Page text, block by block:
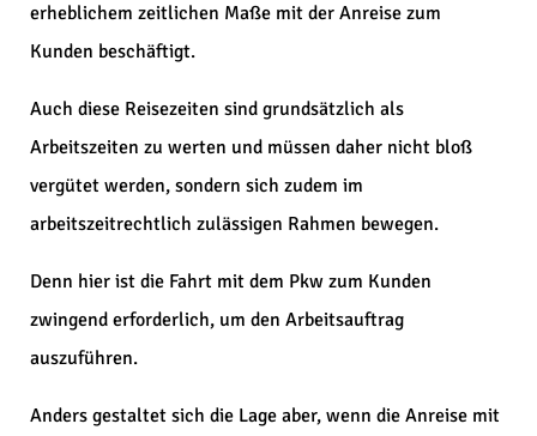
erheblichem zeitlichen Maße mit der Anreise zum
Kunden beschäftigt.
Auch diese Reisezeiten sind grundsätzlich als
Arbeitszeiten zu werten und müssen daher nicht bloß
vergütet werden, sondern sich zudem im
arbeitszeitrechtlich zulässigen Rahmen bewegen.
Denn hier ist die Fahrt mit dem Pkw zum Kunden
zwingend erforderlich, um den Arbeitsauftrag
auszuführen.
Anders gestaltet sich die Lage aber, wenn die Anreise mit